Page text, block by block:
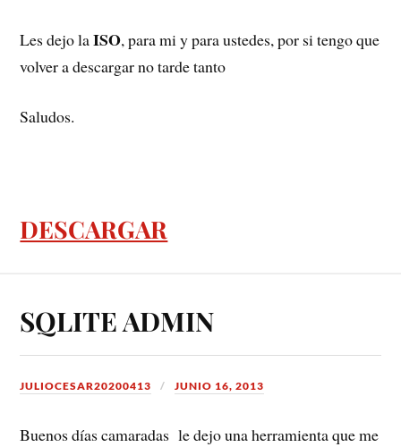
Les dejo laISO, para mi y para ustedes, por si tengo que
volver a descargar no tarde tanto
Saludos.
DESCARGAR
SQLITE ADMIN
JULIOCESAR20200413 JUNIO 16, 2013
Buenos días camaradas le dejo una herramienta que me